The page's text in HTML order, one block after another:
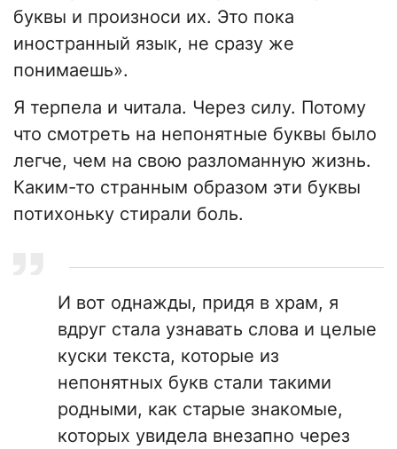
буквы и произноси их. Это пока
иностранный язык, не сразу же
понимаешь».
Я терпела и читала. Через силу. Потому
что смотреть на непонятные буквы было
легче, чем на свою разломанную жизнь.
Каким-то странным образом эти буквы
потихоньку стирали боль.
И вот однажды, придя в храм, я
вдруг стала узнавать слова и целые
куски текста, которые из
непонятных букв стали такими
родными, как старые знакомые,
которых увидела внезапно через